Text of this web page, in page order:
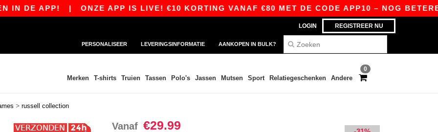
APP!|ONZE APP IS LIVE! €10 KORTING VANAF €80 MET DE CODE APP10 – NOG BETERE
LOGIN REGISTREER NU
PERSONALISEER LEVERINGSINFORMATIE AANKOPEN IN BULK?
0
Merken T-shirts Truien Tassen Polo's Jassen Mutsen Sport Relatiegeschenken Andere
> russell collection
Vanaf €29.99